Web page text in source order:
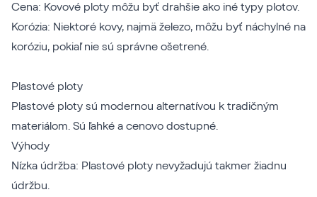
Cena: Kovové ploty môžu byť drahšie ako iné typy plotov.
Korózia: Niektoré kovy, najmä železo, môžu byť náchylné na
koróziu, pokiaľ nie sú správne ošetrené.
Plastové ploty
Plastové ploty sú modernou alternatívou k tradičným
materiálom. Sú ľahké a cenovo dostupné.
Výhody
Nízka údržba: Plastové ploty nevyžadujú takmer žiadnu
údržbu.